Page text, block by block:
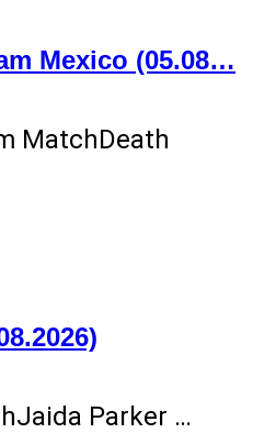
Mexico (05.08…
MatchDeath
Parker …